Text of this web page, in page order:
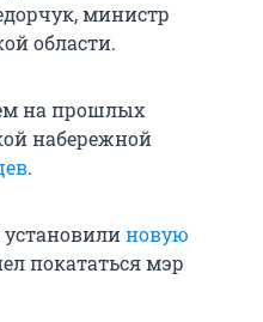
министр
области.
на прошлых
набережной
.
новую
покататься мэр